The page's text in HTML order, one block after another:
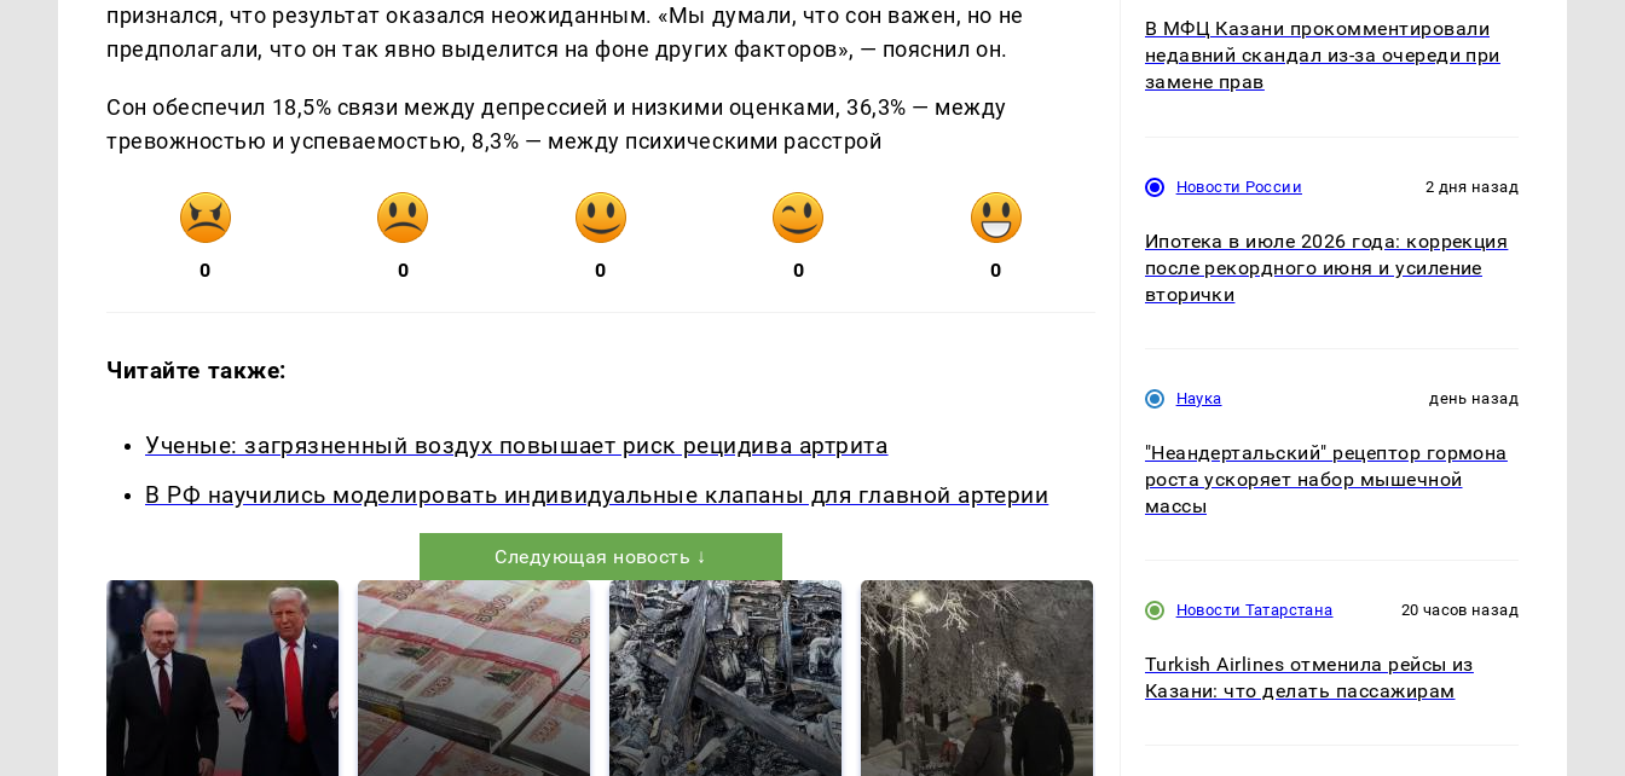
признался, что результат оказался неожиданным. «Мы думали, что сон важен, но не
предполагали, что он так явно выделится на фоне других факторов», — пояснил он.
Сон обеспечил 18,5% связи между депрессией и низкими оценками, 36,3% — между
тревожностью и успеваемостью, 8,3% — между психическими расстрой
0 0 0 0 0
Читайте также:
Ученые: загрязненный воздух повышает риск рецидива артрита
В РФ научились моделировать индивидуальные клапаны для главной артерии
Следующая новость ↓
В МФЦ Казани прокомментировали
недавний скандал из-за очереди при
замене прав
Новости России 2 дня назад
Ипотека в июле 2026 года: коррекция
после рекордного июня и усиление
вторички
Наука день назад
"Неандертальский" рецептор гормона
роста ускоряет набор мышечной
массы
Новости Татарстана 20 часов назад
Turkish Airlines отменила рейсы из
Казани: что делать пассажирам